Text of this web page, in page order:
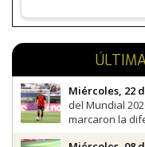
Miércoles, 22
del Mundial
marcaron la